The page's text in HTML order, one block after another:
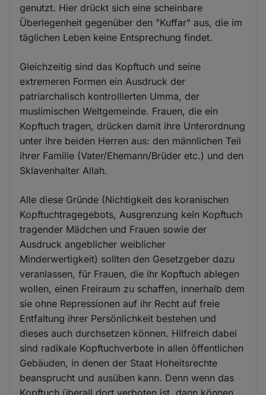
genutzt. Hier drückt sich eine scheinbare
Überlegenheit gegenüber den "Kuffar" aus, die im
täglichen Leben keine Entsprechung findet.
Gleichzeitig sind das Kopftuch und seine
extremeren Formen ein Ausdruck der
patriarchalisch kontrollierten Umma, der
muslimischen Weltgemeinde. Frauen, die ein
Kopftuch tragen, drücken damit ihre Unterordnung
unter ihre beiden Herren aus: den männlichen Teil
ihrer Familie (Vater/Ehemann/Brüder etc.) und den
Sklavenhalter Allah.
Alle diese Gründe (Nichtigkeit des koranischen
Kopftuchtragegebots, Ausgrenzung kein Kopftuch
tragender Mädchen und Frauen sowie der
Ausdruck angeblicher weiblicher
Minderwertigkeit) sollten den Gesetzgeber dazu
veranlassen, für Frauen, die ihr Kopftuch ablegen
wollen, einen Freiraum zu schaffen, innerhalb dem
sie ohne Repressionen auf ihr Recht auf freie
Entfaltung ihrer Persönlichkeit bestehen und
dieses auch durchsetzen können. Hilfreich dabei
sind radikale Kopftuchverbote in allen öffentlichen
Gebäuden, in denen der Staat Hoheitsrechte
beansprucht und ausüben kann. Denn wenn das